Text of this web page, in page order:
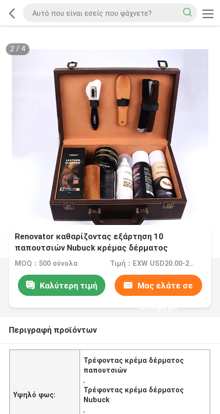
2/ 4
Renovator καθαρίζοντας εξάρτηση 10
παπουτσιών Nubuck κρέμας δέρματος
τρέφοντας εργαλεία
MOQ：500 σύνολα Τιμή：EXW USD20.00-28.00/set
Καλύτερη τιμή Μας ελάτε σε
επαφή με
Περιγραφή προϊόντων
Υψηλό φως:
Τρέφοντας κρέμα δέρματος
παπουτσιών
,
Τρέφοντας κρέμα δέρματος
Nubuck
,